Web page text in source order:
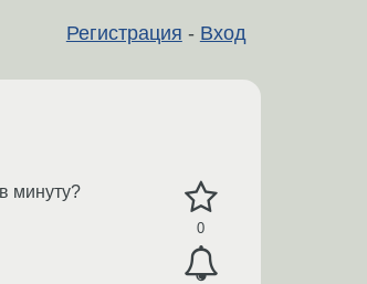
Регистрация - Вход
0
минуту?